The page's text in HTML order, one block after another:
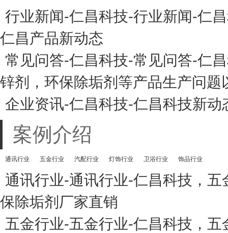
行业新闻-仁昌科技-行业新闻-仁
仁昌产品新动态
常见问答-仁昌科技-常见问答-仁
锌剂，环保除垢剂等产品生产问题
企业资讯-仁昌科技-仁昌科技新
案例介绍
通讯行业 五金行业 汽配行业 灯饰行业 卫浴行业 饰品行业
通讯行业-通讯行业-仁昌科技，
保除垢剂厂家直销
五金行业-五金行业-仁昌科技，